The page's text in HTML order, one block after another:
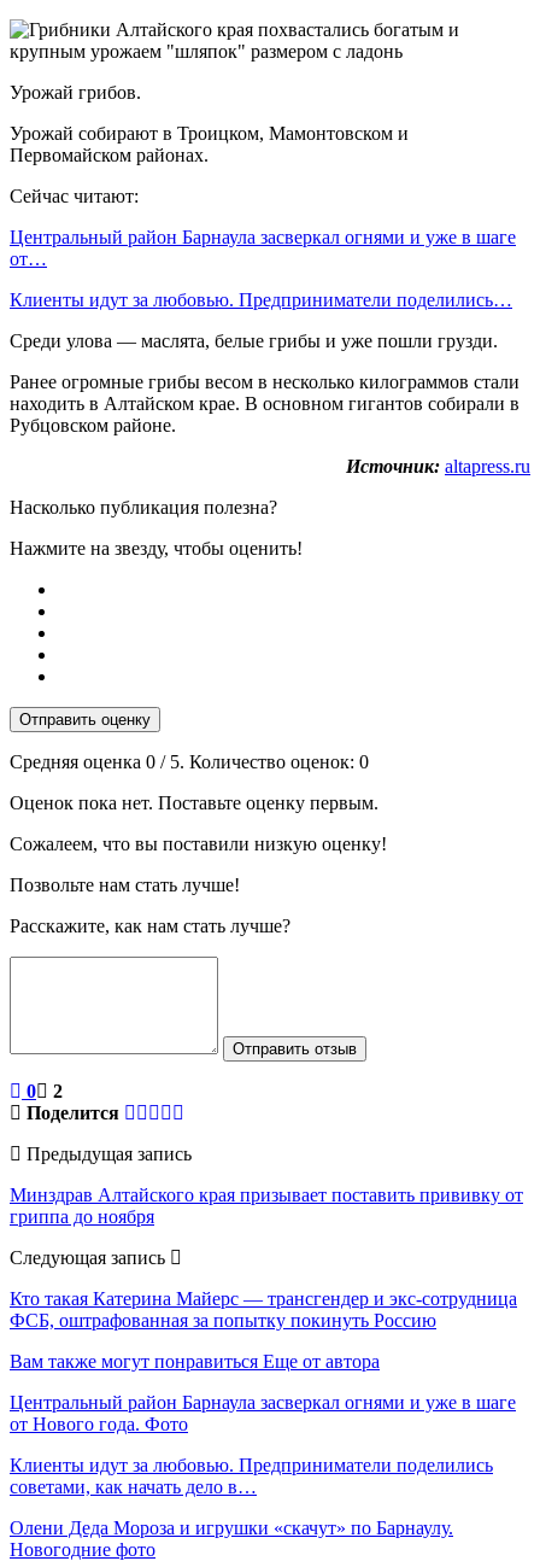
Урожай грибов.
Урожай собирают в Троицком, Мамонтовском и
Первомайском районах.
Сейчас читают:
Центральный район Барнаула засверкал огнями и уже в шаге
от…
Клиенты идут за любовью. Предприниматели поделились…
Среди улова — маслята, белые грибы и уже пошли грузди.
Ранее огромные грибы весом в несколько килограммов стали
находить в Алтайском крае. В основном гигантов собирали в
Рубцовском районе.
Источник: altapress.ru
Насколько публикация полезна?
Нажмите на звезду, чтобы оценить!
Отправить оценку
Средняя оценка 0 / 5. Количество оценок: 0
Оценок пока нет. Поставьте оценку первым.
Сожалеем, что вы поставили низкую оценку!
Позвольте нам стать лучше!
Расскажите, как нам стать лучше?
Отправить отзыв
0
2
Поделится
Предыдущая запись
Минздрав Алтайского края призывает поставить прививку от
гриппа до ноября
Следующая запись
Кто такая Катерина Майерс — трансгендер и экс-сотрудница
ФСБ, оштрафованная за попытку покинуть Россию
Вам также могут понравиться Еще от автора
Центральный район Барнаула засверкал огнями и уже в шаге
от Нового года. Фото
Клиенты идут за любовью. Предприниматели поделились
советами, как начать дело в…
Олени Деда Мороза и игрушки «скачут» по Барнаулу.
Новогодние фото